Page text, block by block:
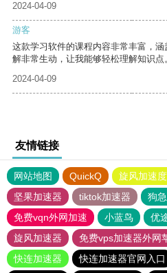
2024-04-09
游客
这款学习软件的课程内容非常丰富，
解非常生动，让我能够轻松理解知识点
2024-04-09
友情链接
网站地图 QuickQ 旋风加速
坚果加速器
tiktok加速器
狗
免费vqn外网加速
小蓝鸟 优
旋风加速器
免费vps加速器外网
快连加速器
快连加速器官网入口